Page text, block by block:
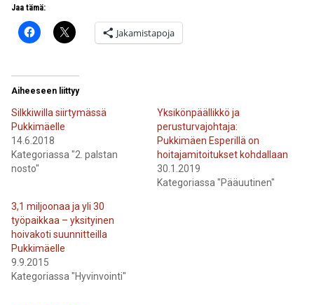
Jaa tämä:
Jakamistapoja
Aiheeseen liittyy
Silkkiwilla siirtymässä
Pukkimäelle
14.6.2018
Kategoriassa "2. palstan
nosto"
Yksikönpäällikkö ja
perusturvajohtaja:
Pukkimäen Esperillä on
hoitajamitoitukset kohdallaan
30.1.2019
Kategoriassa "Pääuutinen"
3,1 miljoonaa ja yli 30
työpaikkaa – yksityinen
hoivakoti suunnitteilla
Pukkimäelle
9.9.2015
Kategoriassa "Hyvinvointi"